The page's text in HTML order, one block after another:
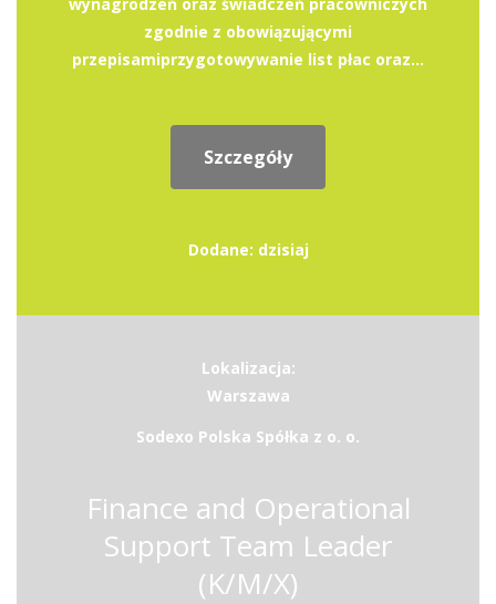
zgodnie z obowiązującymi
przepisamiprzygotowywanie list płac oraz...
Szczegóły
Dodane: dzisiaj
Lokalizacja:
Warszawa
Sodexo Polska Spółka z o. o.
Finance and Operational
Support Team Leader
(K/M/X)